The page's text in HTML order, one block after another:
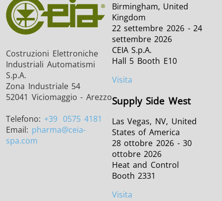
Costruzioni Elettroniche
Industriali Automatismi
S.p.A.
Zona Industriale 54
52041 Viciomaggio - Arezzo
Telefono: +39 0575 4181
Email: pharma@ceia-
spa.com
Birmingham, United
Kingdom
22 settembre 2026 - 24
settembre 2026
CEIA S.p.A.
Hall 5 Booth E10
Visita
Supply Side West
Las Vegas, NV, United
States of America
28 ottobre 2026 - 30
ottobre 2026
Heat and Control
Booth 2331
Visita